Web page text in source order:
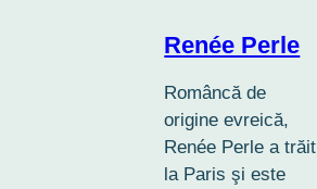
Renée Perle
Româncă de
origine evreică,
Renée Perle a trăit
la Paris şi este